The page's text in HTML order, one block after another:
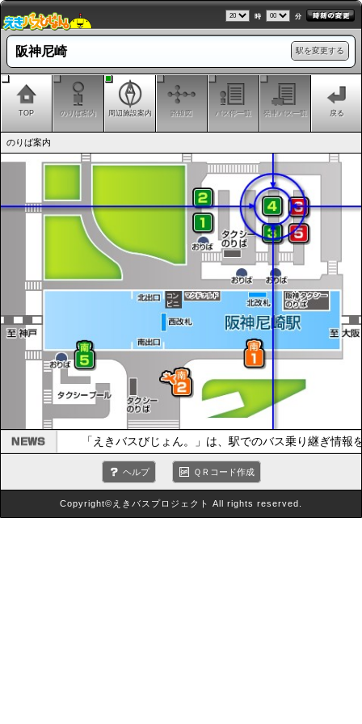
時 分
駅を変更する
阪神尼崎
TOP のりば案内 周辺施設案内 路線図 バス停一覧 発車バス一覧 戻る
のりば案内
「えきバスびじょん。」は、駅でのバス乗り継ぎ情報
ヘルプ ＱＲコード作成
Copyright©えきバスプロジェクト All rights reserved.